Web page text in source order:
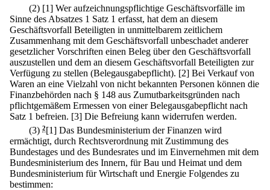
(2) [1] Wer aufzeichnungspflichtige Geschäftsvorfälle im
Sinne des Absatzes 1 Satz 1 erfasst, hat dem an diesem
Geschäftsvorfall Beteiligten in unmittelbarem zeitlichem
Zusammenhang mit dem Geschäftsvorfall unbeschadet anderer
gesetzlicher Vorschriften einen Beleg über den Geschäftsvorfall
auszustellen und dem an diesem Geschäftsvorfall Beteiligten zur
Verfügung zu stellen (Belegausgabepflicht). [2] Bei Verkauf von
Waren an eine Vielzahl von nicht bekannten Personen können die
Finanzbehörden nach § 148 aus Zumutbarkeitsgründen nach
pflichtgemäßem Ermessen von einer Belegausgabepflicht nach
Satz 1 befreien. [3] Die Befreiung kann widerrufen werden.
(3) 2[1] Das Bundesministerium der Finanzen wird
ermächtigt, durch Rechtsverordnung mit Zustimmung des
Bundestages und des Bundesrates und im Einvernehmen mit dem
Bundesministerium des Innern, für Bau und Heimat und dem
Bundesministerium für Wirtschaft und Energie Folgendes zu
bestimmen: